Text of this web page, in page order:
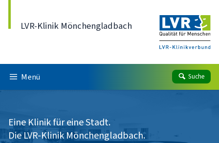
LVR-Klinik Mönchengladbach
Menü Suche
Eine Klinik für eine Stadt.
Die LVR-Klinik Mönchengladbach.